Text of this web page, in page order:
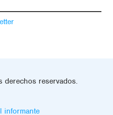
derechos reservados.
informante